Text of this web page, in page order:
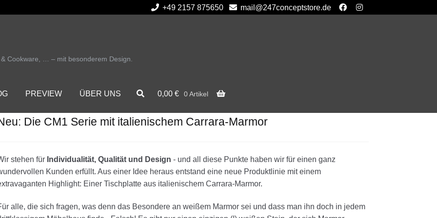
+49 2157 875650 mail@247conceptstore.de
Cookware, … – mit besonderem Design.
PREVIEW ÜBER UNS 0,00€ 0 Artikel
Die CM1 Serie mit italienischem Carrara-Marmor
stehen für Individualität, Qualität und Design - und all diese Punkte haben wir für einen ganz
Kunden erfüllt. Aus einer Idee heraus entstand eine neue Produktlinie mit einem
Highlight: Einer Tischplatte aus italienischem Carrara-Marmor.
alle, die sich fragen, was denn das Besondere an weißem Marmor sei und dass man ihn doch in jedem